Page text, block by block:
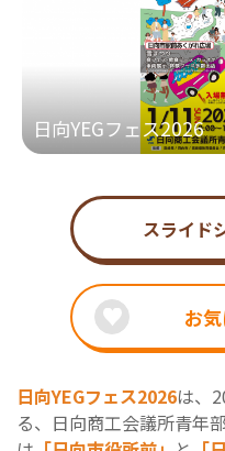
日向YEGフェス2026
スライド
お
日向YEGフェス2026は、
る、日向商工会議所青年